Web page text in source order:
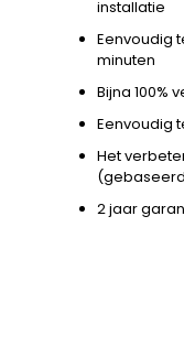
installatie
Eenvoudig
minuten
Bijna 100%
Eenvoudig
Het
2 jaar